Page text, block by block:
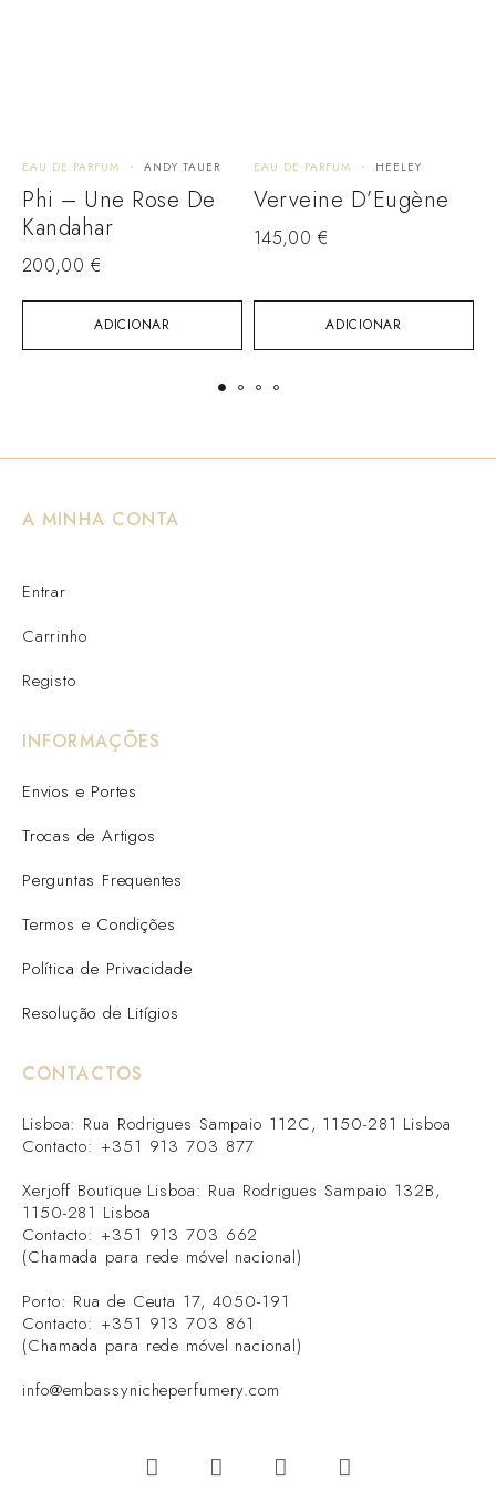
ADICIONAR
EAU DE PARFUM ANDY TAUER
Phi – Une Rose De
Kandahar
200,00 €
ADICIONAR
EAU DE PARFUM HEELEY
Verveine D’Eugène
145,00 €
A MINHA CONTA
Entrar
Carrinho
Registo
INFORMAÇÕES
Envios e Portes
Trocas de Artigos
Perguntas Frequentes
Termos e Condições
Política de Privacidade
Resolução de Litígios
CONTACTOS
Lisboa: Rua Rodrigues Sampaio 112C, 1150-281 Lisboa
Contacto: +351 913 703 877
Xerjoff Boutique Lisboa: Rua Rodrigues Sampaio 132B,
1150-281 Lisboa
Contacto: +351 913 703 662
(Chamada para rede móvel nacional)
Porto: Rua de Ceuta 17, 4050-191
Contacto: +351 913 703 861
(Chamada para rede móvel nacional)
info@embassynicheperfumery.com